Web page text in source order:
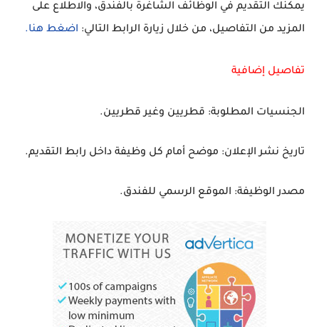
يمكنك التقديم في الوظائف الشاغرة بالفندق، والاطلاع على
المزيد من التفاصيل، من خلال زيارة الرابط التالي: اضغط هنا.
تفاصيل إضافية
الجنسيات المطلوبة: قطريين وغير قطريين.
تاريخ نشر الإعلان: موضح أمام كل وظيفة داخل رابط التقديم.
مصدر الوظيفة: الموقع الرسمي للفندق.